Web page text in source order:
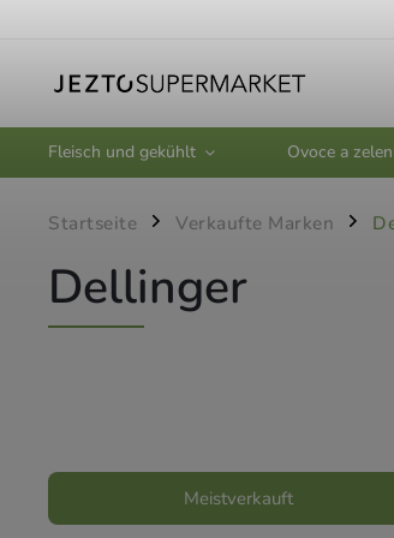
Fleisch und gekühlt Ovoce a
Startseite / Verkaufte Marken /
Dellinger
Meistverkauft